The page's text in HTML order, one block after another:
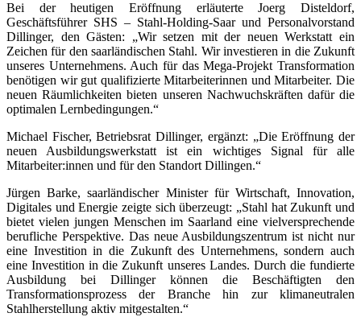
Bei der heutigen Eröffnung erläuterte Joerg Disteldorf,
Geschäftsführer SHS – Stahl-Holding-Saar und Personalvorstand
Dillinger, den Gästen: „Wir setzen mit der neuen Werkstatt ein
Zeichen für den saarländischen Stahl. Wir investieren in die Zukunft
unseres Unternehmens. Auch für das Mega-Projekt Transformation
benötigen wir gut qualifizierte Mitarbeiterinnen und Mitarbeiter. Die
neuen Räumlichkeiten bieten unseren Nachwuchskräften dafür die
optimalen Lernbedingungen.“
Michael Fischer, Betriebsrat Dillinger, ergänzt: „Die Eröffnung der
neuen Ausbildungswerkstatt ist ein wichtiges Signal für alle
Mitarbeiter:innen und für den Standort Dillingen.“
Jürgen Barke, saarländischer Minister für Wirtschaft, Innovation,
Digitales und Energie zeigte sich überzeugt: „Stahl hat Zukunft und
bietet vielen jungen Menschen im Saarland eine vielversprechende
berufliche Perspektive. Das neue Ausbildungszentrum ist nicht nur
eine Investition in die Zukunft des Unternehmens, sondern auch
eine Investition in die Zukunft unseres Landes. Durch die fundierte
Ausbildung bei Dillinger können die Beschäftigten den
Transformationsprozess der Branche hin zur klimaneutralen
Stahlherstellung aktiv mitgestalten.“